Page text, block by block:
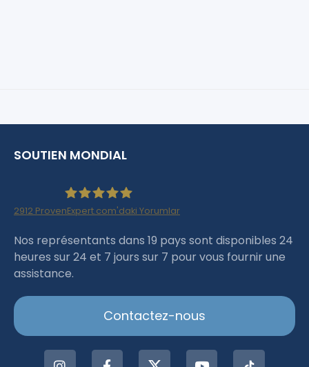
SOUTIEN MONDIAL
Haartransplantation Istanbul |Dr.Acar aus
2912 ProvenExpert.com'daki Yorumlar
Nos représentants dans 19 pays sont disponibles 24
heures sur 24 et 7 jours sur 7 pour vous fournir une
assistance.
Contactez-nous